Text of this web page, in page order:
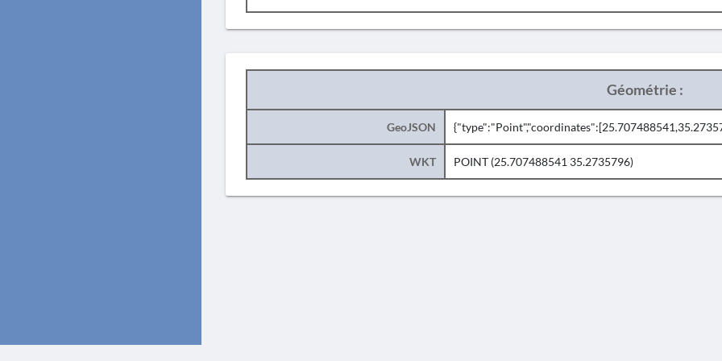
Géométrie :
GeoJSON
WKT POINT (25.707488541 35.2735796)